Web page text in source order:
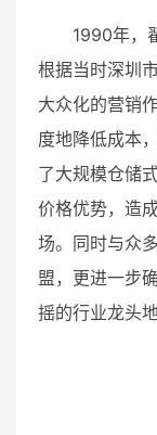
1990年，
根据当时深圳
大众化的营销
度地降低成本
了大规模仓储
价格优势，造
场。同时与众
盟，更进一步
摇的行业龙头地